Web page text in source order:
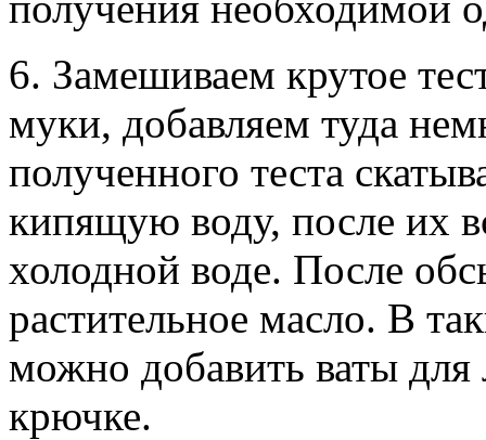
6. Замешиваем крутое
муки, добавляем туда
полученного теста
кипящую воду, после их
холодной воде. После
растительное масло. В
можно добавить ваты для
крючке.